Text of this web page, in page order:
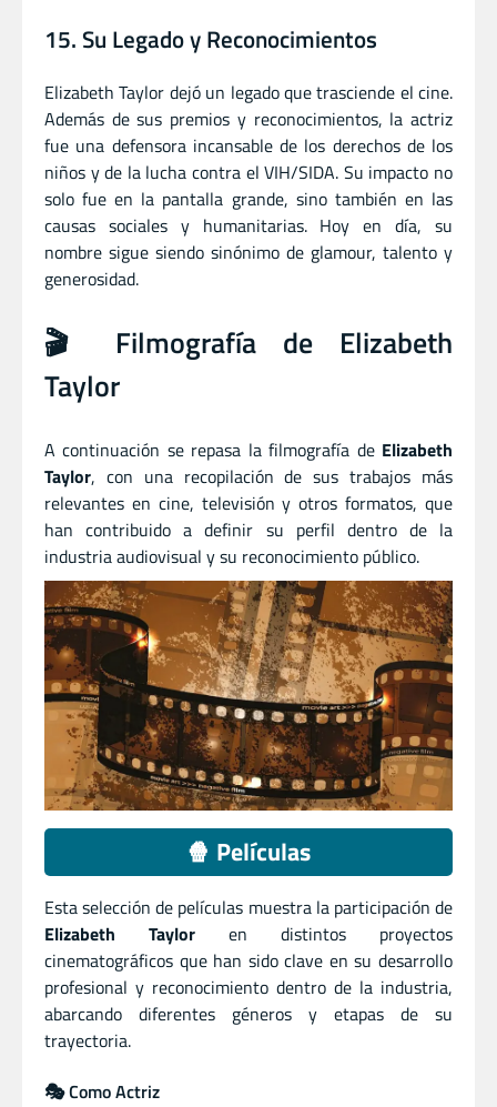
15. Su Legado y Reconocimientos
Elizabeth Taylor dejó un legado que trasciende el cine.
Además de sus premios y reconocimientos, la actriz
fue una defensora incansable de los derechos de los
niños y de la lucha contra el VIH/SIDA. Su impacto no
solo fue en la pantalla grande, sino también en las
causas sociales y humanitarias. Hoy en día, su
nombre sigue siendo sinónimo de glamour, talento y
generosidad.
🎬 Filmografía de Elizabeth
Taylor
A continuación se repasa la filmografía de Elizabeth
Taylor, con una recopilación de sus trabajos más
relevantes en cine, televisión y otros formatos, que
han contribuido a definir su perfil dentro de la
industria audiovisual y su reconocimiento público.
🍿 Películas
Esta selección de películas muestra la participación de
Elizabeth Taylor en distintos proyectos
cinematográficos que han sido clave en su desarrollo
profesional y reconocimiento dentro de la industria,
abarcando diferentes géneros y etapas de su
trayectoria.
🎭 Como Actriz